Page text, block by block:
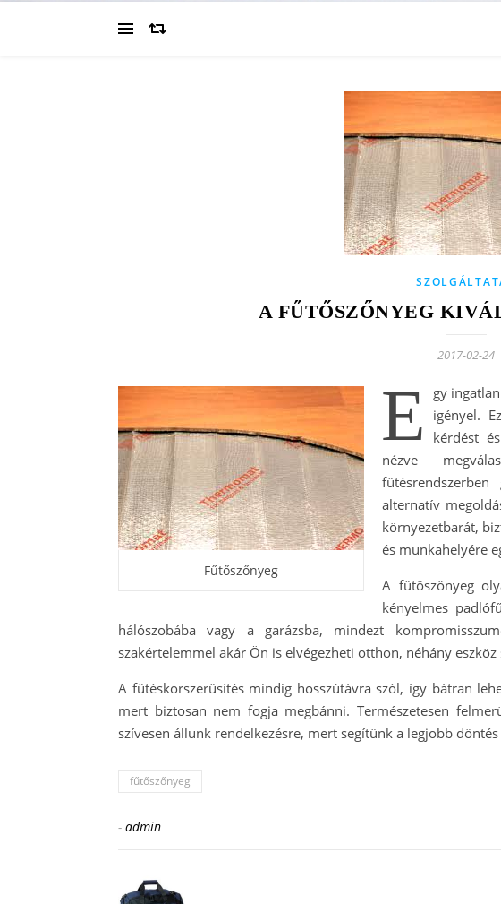
A FŰTŐSZŐNYEG
2017-02-24
Fűtőszőnyeg
E
gy
igényel.
kérdést
nézve
alternatív
környezetbarát,
és munkahelyére
A fűtőszőnyeg
kényelmes
hálószobába vagy a garázsba, mindezt
szakértelemmel akár Ön is elvégezheti otthon, néhány eszköz
A fűtéskorszerűsítés mindig hosszútávra szól, így bátran
mert biztosan nem fogja megbánni. Természetesen
szívesen állunk rendelkezésre, mert segítünk a legjobb
fűtőszőnyeg
- admin